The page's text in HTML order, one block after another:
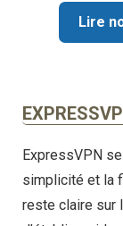
Lire
ExpressVPN
simplicité et la
reste claire sur